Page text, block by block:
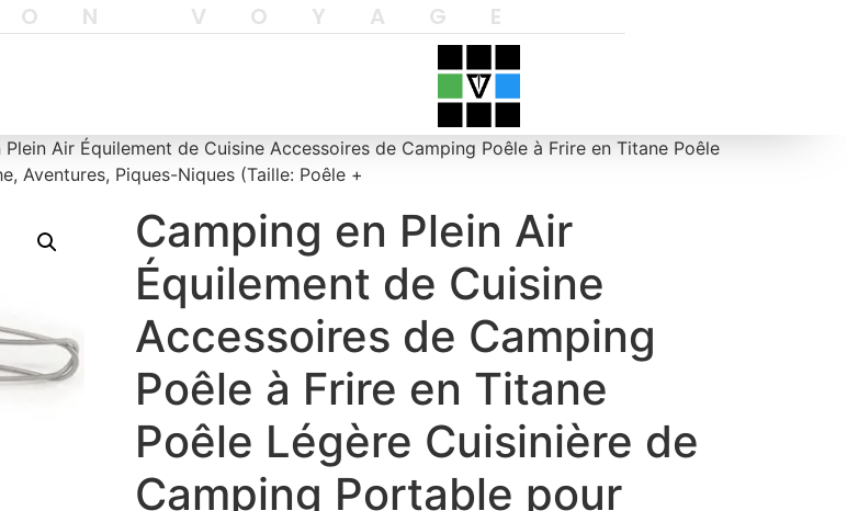
VOYAGE
Air Équilement de Cuisine Accessoires de Camping Poêle à Frire en Titane Poêle
Aventures, Piques-Niques (Taille: Poêle +
Camping en Plein Air
Équilement de Cuisine
Accessoires de Camping
Poêle à Frire en Titane
Poêle Légère Cuisinière de
Camping Portable pour